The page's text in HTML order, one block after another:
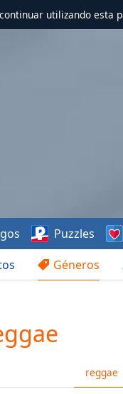
utilizando esta
Géneros
Puzzles
reggae